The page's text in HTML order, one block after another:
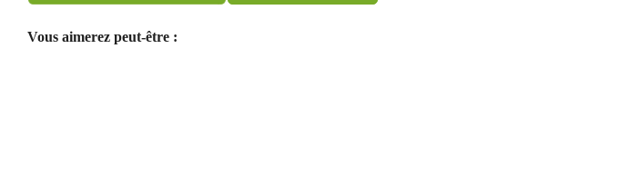
Vous aimerez peut-être :